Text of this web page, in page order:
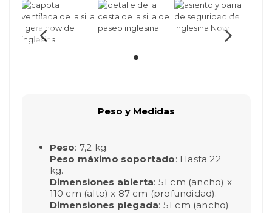
Peso y Medidas
Peso: 7,2 kg.
Peso máximo soportado: Hasta 22
kg.
Dimensiones abierta: 51 cm (ancho) x
110 cm (alto) x 87 cm (profundidad).
Dimensiones plegada: 51 cm (ancho)